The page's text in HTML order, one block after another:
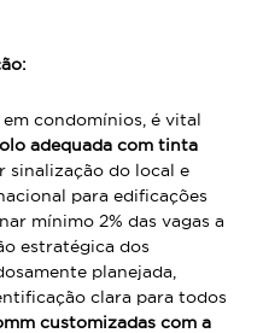
condomínios, é vital
adequada com tinta
sinalização do local e
para edificações
mínimo 2% das vagas a
estratégica dos
planejada,
clara para todos
customizadas com a